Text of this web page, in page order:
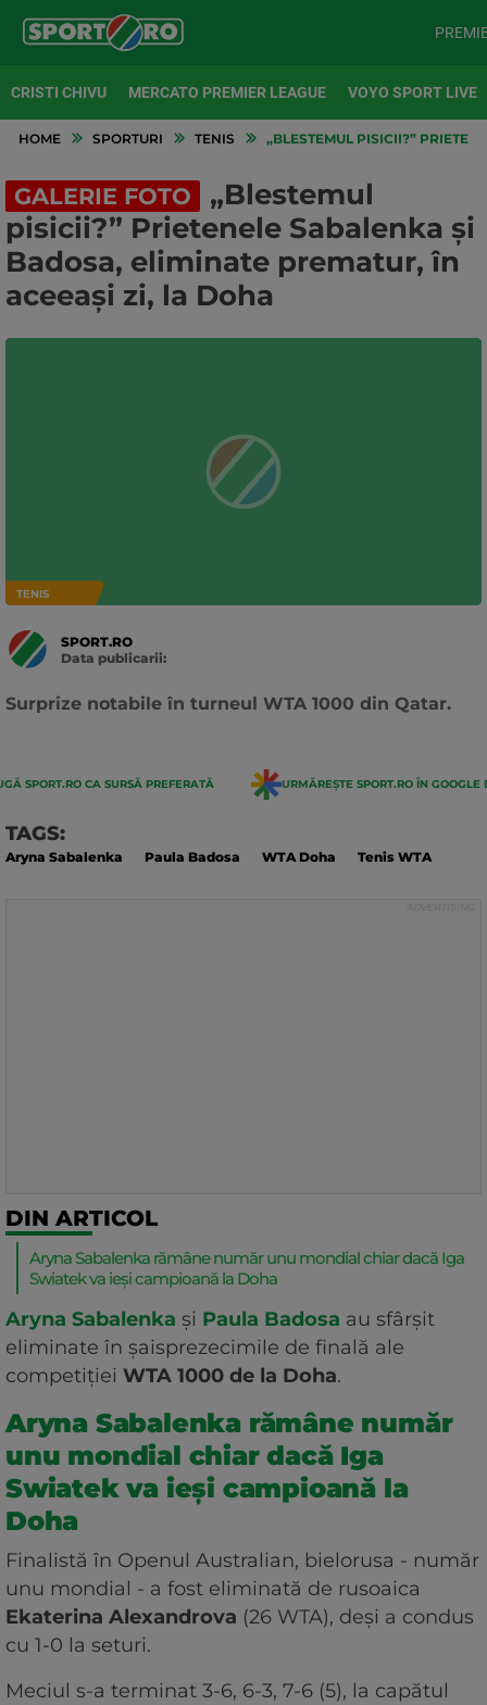
CRISTI CHIVU MERCATO PREMIER LEAGUE VOYO SPORT LIVE
HOME SPORTURI TENIS „BLESTEMUL PISICII?”
GALERIE FOTO
„Blestemul
pisicii?” Prietenele Sabalenka și
Badosa, eliminate prematur, în
aceeași zi, la Doha
TENIS
SPORT.RO
Data publicarii:
Surprize notabile în turneul WTA 1000 din Qatar.
SPORT.RO CA SURSĂ PREFERATĂ URMĂREȘTE SPORT.RO ÎN GOOGLE
TAGS:
Aryna Sabalenka Paula Badosa WTA Doha Tenis WTA
DIN ARTICOL
Aryna Sabalenka rămâne număr unu mondial chiar dacă Iga
Swiatek va ieși campioană la Doha
Aryna Sabalenka și Paula Badosa au sfârșit
eliminate în șaisprezecimile de finală ale
competiției WTA 1000 de la Doha.
Aryna Sabalenka rămâne număr
unu mondial chiar dacă Iga
Swiatek va ieși campioană la
Doha
Finalistă în Openul Australian, bielorusa - număr
unu mondial - a fost eliminată de rusoaica
Ekaterina Alexandrova (26 WTA), deși a condus
cu 1-0 la seturi.
Meciul s-a terminat 3-6, 6-3, 7-6 (5), la capătul